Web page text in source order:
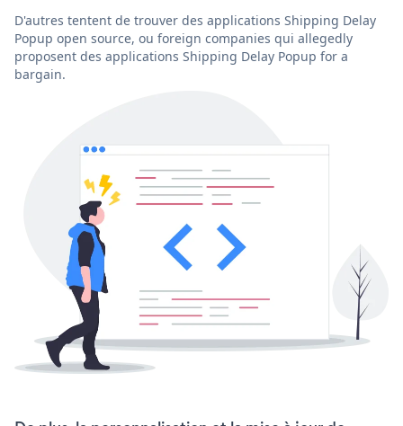
D'autres tentent de trouver des applications Shipping Delay
Popup open source, ou foreign companies qui allegedly
proposent des applications Shipping Delay Popup for a
bargain.